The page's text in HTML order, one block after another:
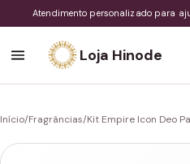
Atendimento personalizado para
Loja Hinode
Início/Fragrâncias/Kit Empire Icon Deo